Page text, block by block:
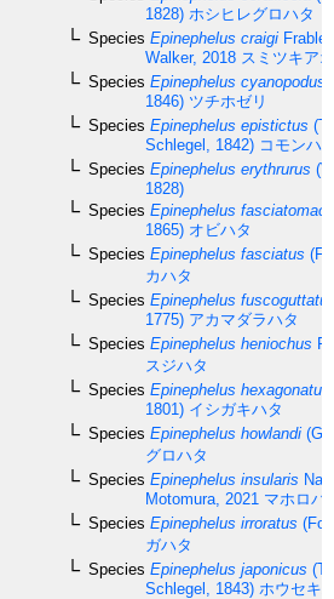
1828) ホシヒレグロハタ
Species Epinephelus craigi
Walker, 2018 スミツキア
Species Epinephelus cyanopodus
1846) ツチホゼリ
Species Epinephelus epistictus
Schlegel, 1842) コモンハ
Species Epinephelus erythrurus
1828)
Species Epinephelus
1865) オビハタ
Species Epinephelus fasciatus
カハタ
Species Epinephelus
1775) アカマダラハタ
Species Epinephelus heniochus
スジハタ
Species Epinephelus hexagonatus
1801) イシガキハタ
Species Epinephelus howlandi
グロハタ
Species Epinephelus insularis
Motomura, 2021 マホロバ
Species Epinephelus irroratus
ガハタ
Species Epinephelus japonicus
Schlegel, 1843) ホウセキ